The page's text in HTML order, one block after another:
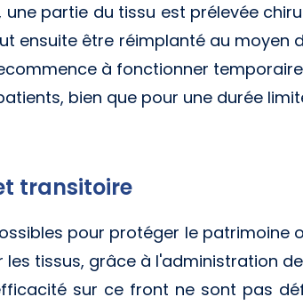
une partie du tissu est prélevée
ensuite être réimplanté au moyen
à fonctionner
bien que pour une durée
transitoire
pour protéger le patrimoine
tissus, grâce à l'administration
sur ce front ne sont pas